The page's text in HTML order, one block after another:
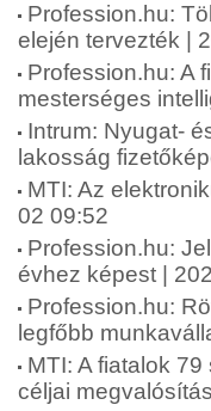
Profession.hu:
elején tervezték |
Profession.hu: A
mesterséges
Intrum: Nyugat-
lakosság
MTI: Az
02 09:52
Profession.hu:
évhez képest |
Profession.hu:
legfőbb
MTI: A fiatalok
céljai